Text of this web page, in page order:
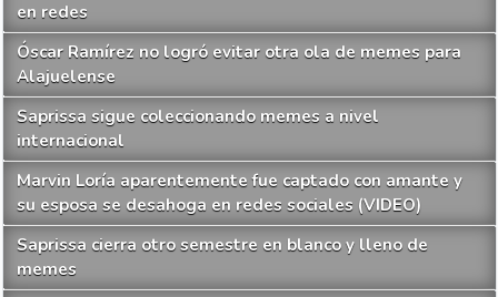
en redes
Óscar Ramírez no logró evitar otra ola de memes para
Alajuelense
Saprissa sigue coleccionando memes a nivel
internacional
Marvin Loría aparentemente fue captado con amante y
su esposa se desahoga en redes sociales (VIDEO)
Saprissa cierra otro semestre en blanco y lleno de
memes